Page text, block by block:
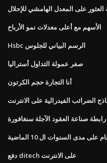
العثور على المعدل الهامشي للإحلال
الأسهم مع أعلى معدلات نمو الأرباح
Hsbc الرسم البياني للجلوس
صفر عمولة التداول أستراليا
أنا التجارة حجم الكرتون
الضرائب الفيدرالية على الانترنت
رابطة صناعة العقود الآجلة سنغافورة
مدى السنوات ال 10 الماضية
دفع ditech على الانترنت